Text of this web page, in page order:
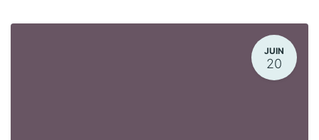
JUIN
20